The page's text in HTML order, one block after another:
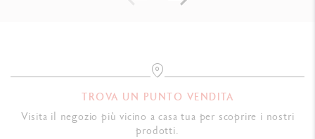
TROVA UN PUNTO VENDITA
Visita il negozio più vicino a casa tua per scoprire i nostri
prodotti.